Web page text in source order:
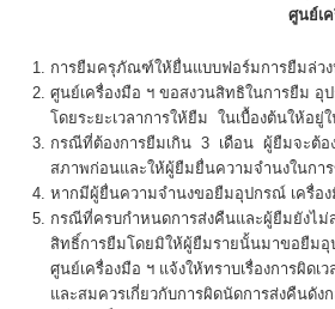
ศูนย์เ
การยืมครุภัณฑ์ให้ยื่นแบบฟอร์มการยืมล่ว
ศูนย์เครื่องมือ ฯ ขอสงวนสิทธิในการยืม
โดยระยะเวลาการให้ยืม ในเบื้องต้นให้อ
กรณีที่ต้องการยืมเกิน 3 เดือน ผู้ยืมจะต้อ
สภาพก่อนและให้ผู้ยืมยื่นความจำนงในกา
หากมีผู้ยื่นความจำนงขอยืมอุปกรณ์ เครื่อ
กรณีที่ครบกำหนดการส่งคืนและผู้ยืมยังไ
สิทธิ์การยืมโดยมิให้ผู้ยืมรายนั้นมาขอยืม
ศูนย์เครื่องมือ ฯ แจ้งให้ทราบเรื่องการผิด
และสมควรเกี่ยวกับการผิดนัดการส่งคืนดัง